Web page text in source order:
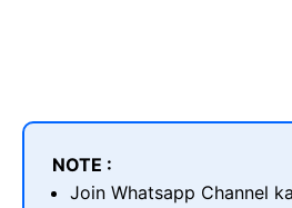
NOTE :
Join Whatsapp Channel